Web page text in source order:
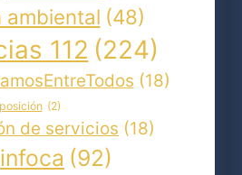
ambiental (48)
112 (224)
(18)
(2)
de servicios (18)
infoca (92)